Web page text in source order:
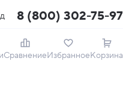
8 (800) 302-75-97
СравнениеИзбранноеКорзина